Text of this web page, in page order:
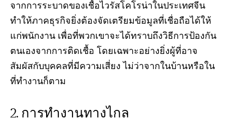
จากการระบาดของเชื้อไวรัสโคโรน่าในประเทศจีน
ทำให้ภาคธุรกิจยิ่งต้องจัดเตรียมข้อมูลที่เชื่อถือได้ให้
แก่พนักงาน เพื่อที่พวกเขาจะได้ทราบถึงวิธีการป้องกัน
ตนเองจากการติดเชื้อ โดยเฉพาะอย่างยิ่งผู้ที่อาจ
สัมผัสกับบุคคลที่มีความเสี่ยง ไม่ว่าจากในบ้านหรือใน
ที่ทำงานก็ตาม
การทำงานทางไกล